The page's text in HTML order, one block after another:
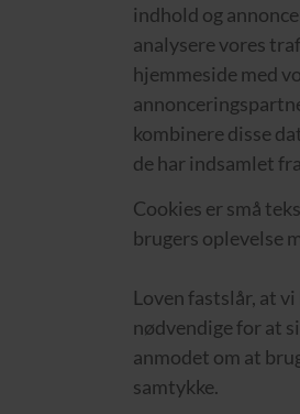
indhold og
analysere vores
hjemmeside med
kombinere disse
de har indsamlet
Cookies er små
brugers oplevelse
Loven fastslår, at
nødvendige for at
anmodet om at
samtykke.